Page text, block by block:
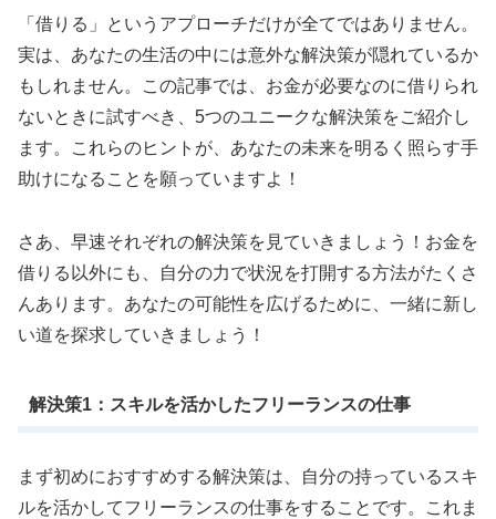
「借りる」というアプローチだけが全てではありません。
実は、あなたの生活の中には意外な解決策が隠れているか
もしれません。この記事では、お金が必要なのに借りられ
ないときに試すべき、5つのユニークな解決策をご紹介し
ます。これらのヒントが、あなたの未来を明るく照らす手
助けになることを願っていますよ！
さあ、早速それぞれの解決策を見ていきましょう！お金を
借りる以外にも、自分の力で状況を打開する方法がたくさ
んあります。あなたの可能性を広げるために、一緒に新し
い道を探求していきましょう！
解決策1：スキルを活かしたフリーランスの仕事
まず初めにおすすめする解決策は、自分の持っているスキ
ルを活かしてフリーランスの仕事をすることです。これま